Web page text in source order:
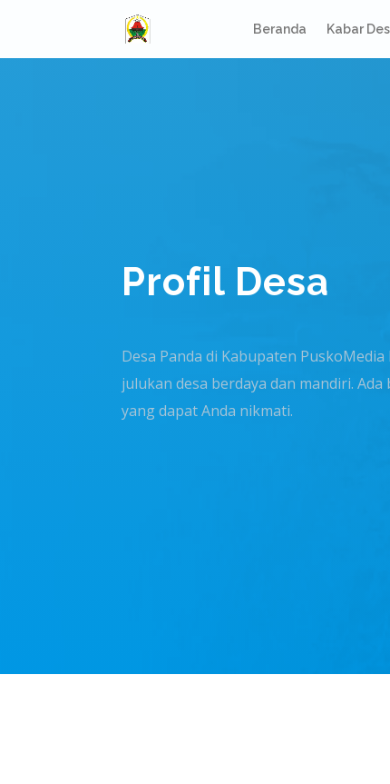
Beranda Kabar
Profil Desa
Desa Panda di Kabupaten
julukan desa berdaya dan mandiri.
yang dapat Anda nikmati.